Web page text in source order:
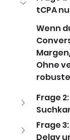
tCPA
Wenn
Ohne
Frage
Frage
Delay